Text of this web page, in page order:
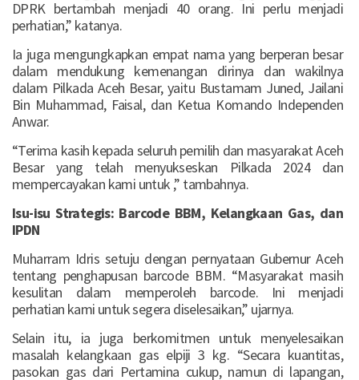
DPRK bertambah menjadi 40 orang. Ini perlu menjadi
perhatian,” katanya.
Ia juga mengungkapkan empat nama yang berperan besar
dalam mendukung kemenangan dirinya dan wakilnya
dalam Pilkada Aceh Besar, yaitu Bustamam Juned, Jailani
Bin Muhammad, Faisal, dan Ketua Komando Independen
Anwar.
“Terima kasih kepada seluruh pemilih dan masyarakat Aceh
Besar yang telah menyukseskan Pilkada 2024 dan
mempercayakan kami untuk ,” tambahnya.
Isu-isu Strategis: Barcode BBM, Kelangkaan Gas, dan
IPDN
Muharram Idris setuju dengan pernyataan Gubernur Aceh
tentang penghapusan barcode BBM. “Masyarakat masih
kesulitan dalam memperoleh barcode. Ini menjadi
perhatian kami untuk segera diselesaikan,” ujarnya.
Selain itu, ia juga berkomitmen untuk menyelesaikan
masalah kelangkaan gas elpiji 3 kg. “Secara kuantitas,
pasokan gas dari Pertamina cukup, namun di lapangan,